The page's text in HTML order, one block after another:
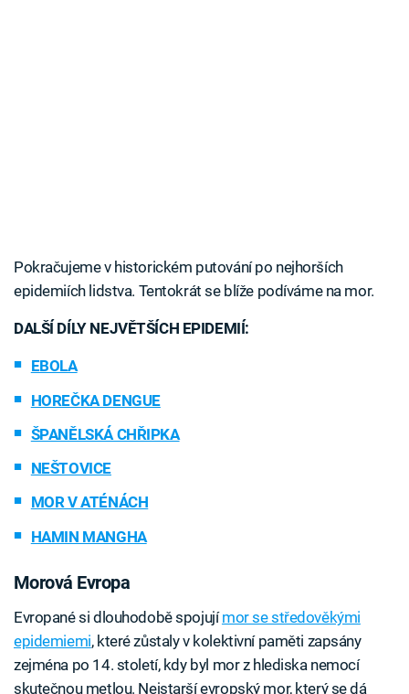
Pokračujeme v historickém putování po nejhorších
epidemiích lidstva. Tentokrát se blíže podíváme na mor.
DALŠÍ DÍLY NEJVĚTŠÍCH EPIDEMIÍ:
EBOLA
HOREČKA DENGUE
ŠPANĚLSKÁ CHŘIPKA
NEŠTOVICE
MOR V ATÉNÁCH
HAMIN MANGHA
Morová Evropa
Evropané si dlouhodobě spojujímor se středověkými
epidemiemi, které zůstaly v kolektivní paměti zapsány
zejména po 14. století, kdy byl mor z hlediska nemocí
skutečnou metlou. Nejstarší evropský mor, který se dá